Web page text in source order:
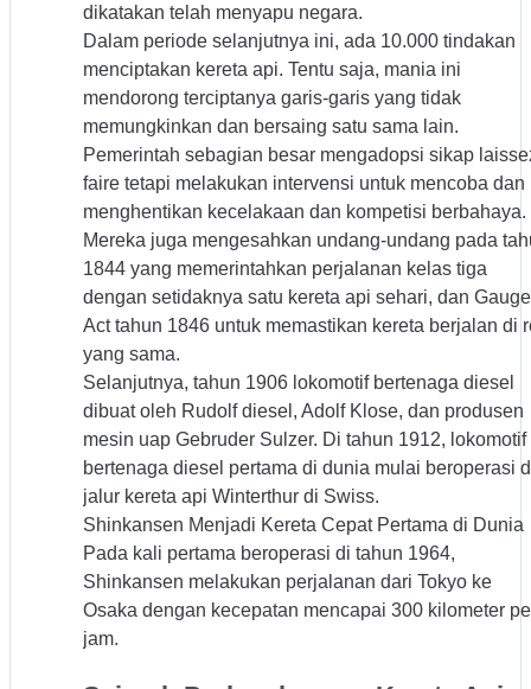
dikatakan telah menyapu negara.
Dalam periode selanjutnya ini, ada 10.000 tindakan
menciptakan kereta api. Tentu saja, mania ini
mendorong terciptanya garis-garis yang tidak
memungkinkan dan bersaing satu sama lain.
Pemerintah sebagian besar mengadopsi sikap
faire tetapi melakukan intervensi untuk mencoba dan
menghentikan kecelakaan dan kompetisi berbahaya.
Mereka juga mengesahkan undang-undang pada
1844 yang memerintahkan perjalanan kelas tiga
dengan setidaknya satu kereta api sehari, dan Gauge
Act tahun 1846 untuk memastikan kereta berjalan di
yang sama.
Selanjutnya, tahun 1906 lokomotif bertenaga diesel
dibuat oleh Rudolf diesel, Adolf Klose, dan produsen
mesin uap Gebruder Sulzer. Di tahun 1912, lokomotif
bertenaga diesel pertama di dunia mulai beroperasi
jalur kereta api Winterthur di Swiss.
Shinkansen Menjadi Kereta Cepat Pertama di Dunia
Pada kali pertama beroperasi di tahun 1964,
Shinkansen melakukan perjalanan dari Tokyo ke
Osaka dengan kecepatan mencapai 300 kilometer
jam.